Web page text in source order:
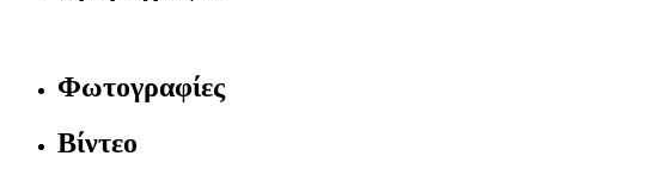
Φωτογραφίες
Βίντεο